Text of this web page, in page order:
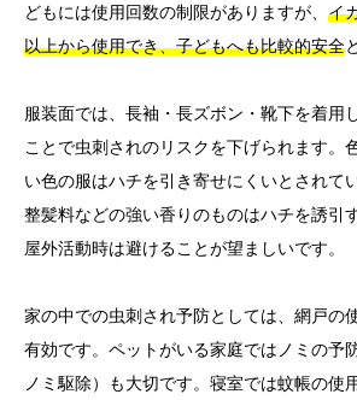
どもには使用回数の制限がありますが、 イ
以上から使用でき、子どもへも比較的安全
服装面では、長袖・長ズボン・靴下を着用
ことで虫刺されのリスクを下げられます。
い色の服はハチを引き寄せにくいとされて
整髪料などの強い香りのものはハチを誘引
屋外活動時は避けることが望ましいです。
家の中での虫刺され予防としては、網戸の
有効です。ペットがいる家庭ではノミの予
ノミ駆除）も大切です。寝室では蚊帳の使